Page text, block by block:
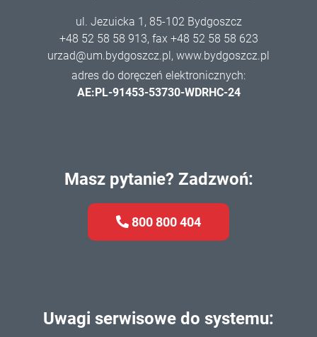
ul. Jezuicka 1, 85-102 Bydgoszcz
+48 52 58 58 913, fax +48 52 58 58 623
urzad@um.bydgoszcz.pl, www.bydgoszcz.pl
adres do doręczeń elektronicznych:
AE:PL-91453-53730-WDRHC-24
Masz pytanie? Zadzwoń:
800 800 404
Uwagi serwisowe do systemu: